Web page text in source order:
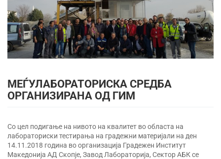
МЕЃУЛАБОРАТОРИСКА СРЕДБА
ОРГАНИЗИРАНА ОД ГИМ
Со цел подигање на нивото на квалитет во областа на
лабораториски тестирања на градежни материјали на ден
14.11.2018 година во организација Градежен Институт
Македонија АД Скопје, Завод Лабораторија, Сектор АБК се